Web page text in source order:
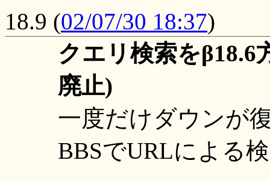
18.9 (02/07/30 18:37)
クエリ検索を
廃止)
一度だけダウンが
BBSでURLによる